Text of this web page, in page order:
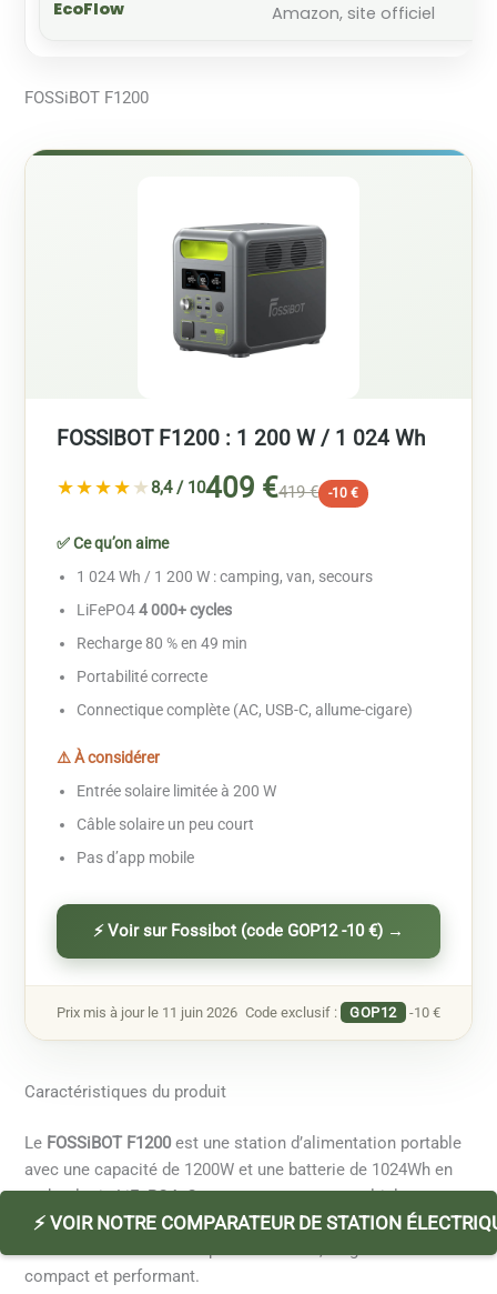
Amazon, site officiel
FOSSiBOT F1200
FOSSIBOT F1200 : 1 200 W / 1 024 Wh
★★★★★8,4 / 10409 €419 € -10 €
✅ Ce qu’on aime
1 024 Wh / 1 200 W : camping, van, secours
LiFePO44 000+ cycles
Recharge 80 % en 49 min
Portabilité correcte
Connectique complète (AC, USB-C, allume-cigare)
⚠️ À considérer
Entrée solaire limitée à 200 W
Câble solaire un peu court
Pas d’app mobile
⚡ Voir sur Fossibot (code GOP12 -10 €) →
Prix mis à jour le 11 juin 2026 Code exclusif : GOP12 -10 €
Caractéristiques du produit
Le FOSSiBOT F1200 est une station d’alimentation portable
avec une capacité de 1200W et une batterie de 1024Wh en
technologie LiFePO4. Conçu pour un usage multiple, comme
le camping, les travaux extérieurs ou encore une
compact et performant.
⚡ VOIR NOTRE COMPARATEUR DE STATION